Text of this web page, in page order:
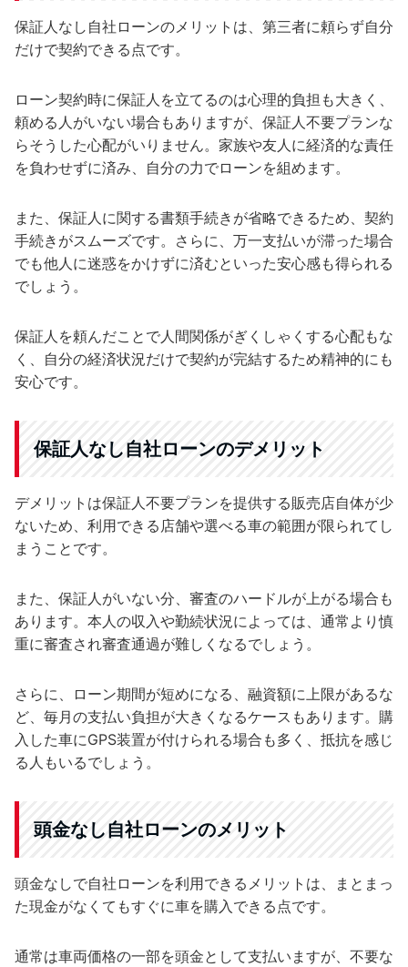
保証人なし自社ローンのメリットは、第三者に頼らず自分
だけで契約できる点です。
ローン契約時に保証人を立てるのは心理的負担も大きく、
頼める人がいない場合もありますが、保証人不要プランな
らそうした心配がいりません。家族や友人に経済的な責任
を負わせずに済み、自分の力でローンを組めます。
また、保証人に関する書類手続きが省略できるため、契約
手続きがスムーズです。さらに、万一支払いが滞った場合
でも他人に迷惑をかけずに済むといった安心感も得られる
でしょう。
保証人を頼んだことで人間関係がぎくしゃくする心配もな
く、自分の経済状況だけで契約が完結するため精神的にも
安心です。
保証人なし自社ローンのデメリット
デメリットは保証人不要プランを提供する販売店自体が少
ないため、利用できる店舗や選べる車の範囲が限られてし
まうことです。
また、保証人がいない分、審査のハードルが上がる場合も
あります。本人の収入や勤続状況によっては、通常より慎
重に審査され審査通過が難しくなるでしょう。
さらに、ローン期間が短めになる、融資額に上限があるな
ど、毎月の支払い負担が大きくなるケースもあります。購
入した車にGPS装置が付けられる場合も多く、抵抗を感じ
る人もいるでしょう。
頭金なし自社ローンのメリット
頭金なしで自社ローンを利用できるメリットは、まとまっ
た現金がなくてもすぐに車を購入できる点です。
通常は車両価格の一部を頭金として支払いますが、不要な